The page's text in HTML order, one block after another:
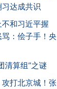
达成共识
和习近平握
：侩子手！央
清算组”之谜
打北京城！张